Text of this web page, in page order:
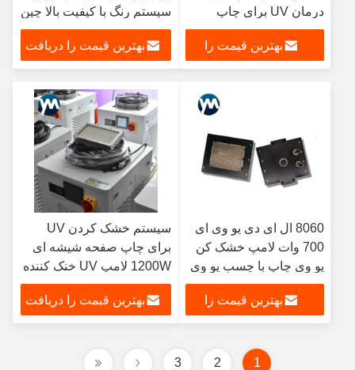
درمان UV برای چاپ
365nm 395nm
بهترین قیمت را
سیستم رنگ با کیفیت بالا چین
عمده فروشی لامپ UV
LEDبهترین قیمت را دریافت
8060 ال ای دی یو وی ای
700 وات لامپ خشک کن
یو وی چاپ با چسب یو وی
برای چاپگر جوهرافشان
بهترین قیمت را
سیستم خشک کردن UV
برای چاپ صفحه شیشه ای
1200W لامپ UV خنک کننده
آب 365nm 395nm
بهترین قیمت را دریافت
1
2
3